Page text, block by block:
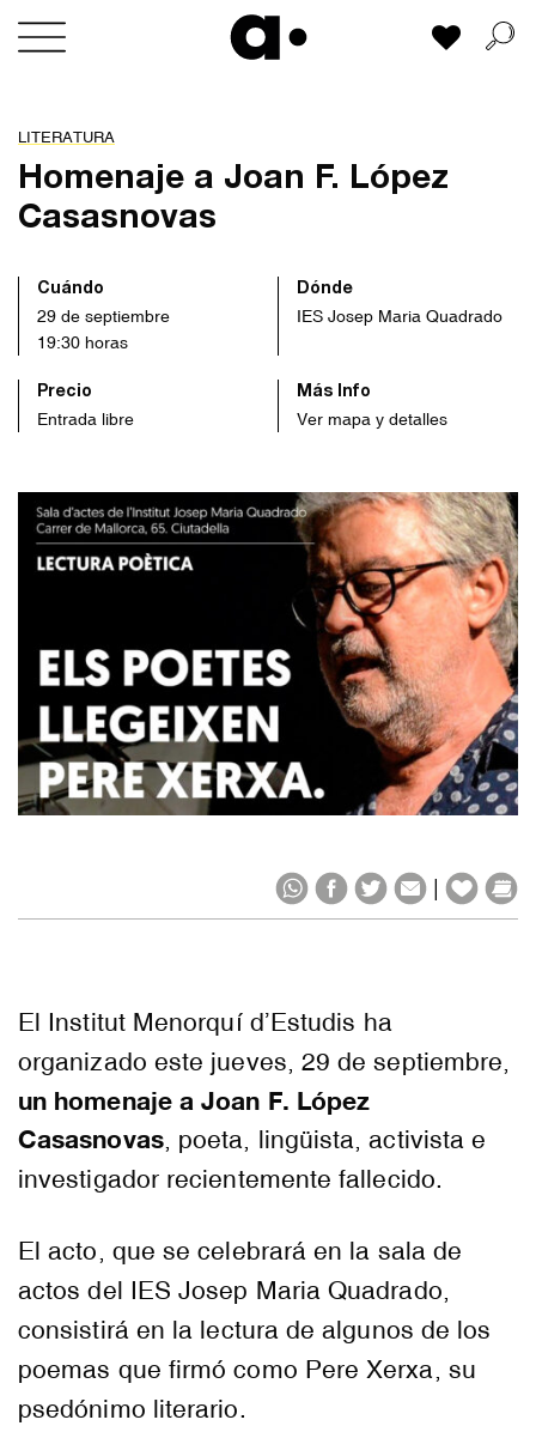
Skip
Mi lista
LITERATURA
Homenaje a Joan F. López
Casasnovas
Cuándo
29 de septiembre
19:30 horas
Dónde
IES Josep Maria Quadrado
Precio
Entrada libre
Más Info
Ver mapa y detalles
|
El Institut Menorquíd’Estudis ha
organizado este jueves, 29 de septiembre,
un homenaje a Joan F. López
Casasnovas, poeta, lingüista, activista e
investigador recientemente fallecido.
El acto, que se celebrará en la sala de
actos del IES Josep Maria Quadrado,
consistirá en la lectura de algunos de los
poemas que firmó como Pere Xerxa, su
psedónimo literario.